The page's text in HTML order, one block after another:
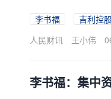
李书福 吉利控
人民财讯
王小伟
李书福：集中